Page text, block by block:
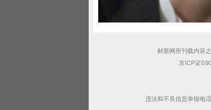
财新网所刊载内容
京ICP证
违法和不良信息举报电